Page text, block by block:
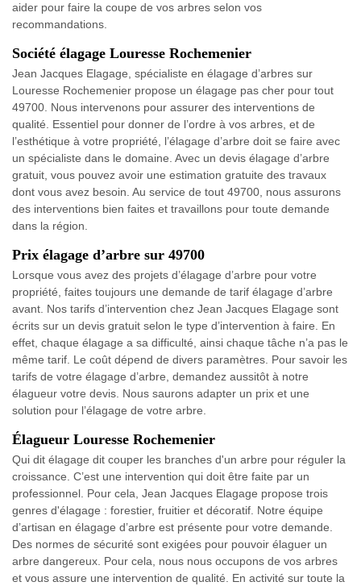
aider pour faire la coupe de vos arbres selon vos
recommandations.
Société élagage Louresse Rochemenier
Jean Jacques Elagage, spécialiste en élagage d’arbres sur
Louresse Rochemenier propose un élagage pas cher pour tout
49700. Nous intervenons pour assurer des interventions de
qualité. Essentiel pour donner de l’ordre à vos arbres, et de
l’esthétique à votre propriété, l’élagage d’arbre doit se faire avec
un spécialiste dans le domaine. Avec un devis élagage d’arbre
gratuit, vous pouvez avoir une estimation gratuite des travaux
dont vous avez besoin. Au service de tout 49700, nous assurons
des interventions bien faites et travaillons pour toute demande
dans la région.
Prix élagage d’arbre sur 49700
Lorsque vous avez des projets d’élagage d’arbre pour votre
propriété, faites toujours une demande de tarif élagage d’arbre
avant. Nos tarifs d’intervention chez Jean Jacques Elagage sont
écrits sur un devis gratuit selon le type d’intervention à faire. En
effet, chaque élagage a sa difficulté, ainsi chaque tâche n’a pas le
même tarif. Le coût dépend de divers paramètres. Pour savoir les
tarifs de votre élagage d’arbre, demandez aussitôt à notre
élagueur votre devis. Nous saurons adapter un prix et une
solution pour l’élagage de votre arbre.
Élagueur Louresse Rochemenier
Qui dit élagage dit couper les branches d'un arbre pour réguler la
croissance. C’est une intervention qui doit être faite par un
professionnel. Pour cela, Jean Jacques Elagage propose trois
genres d'élagage : forestier, fruitier et décoratif. Notre équipe
d’artisan en élagage d’arbre est présente pour votre demande.
Des normes de sécurité sont exigées pour pouvoir élaguer un
arbre dangereux. Pour cela, nous nous occupons de vos arbres
et vous assure une intervention de qualité. En activité sur toute la